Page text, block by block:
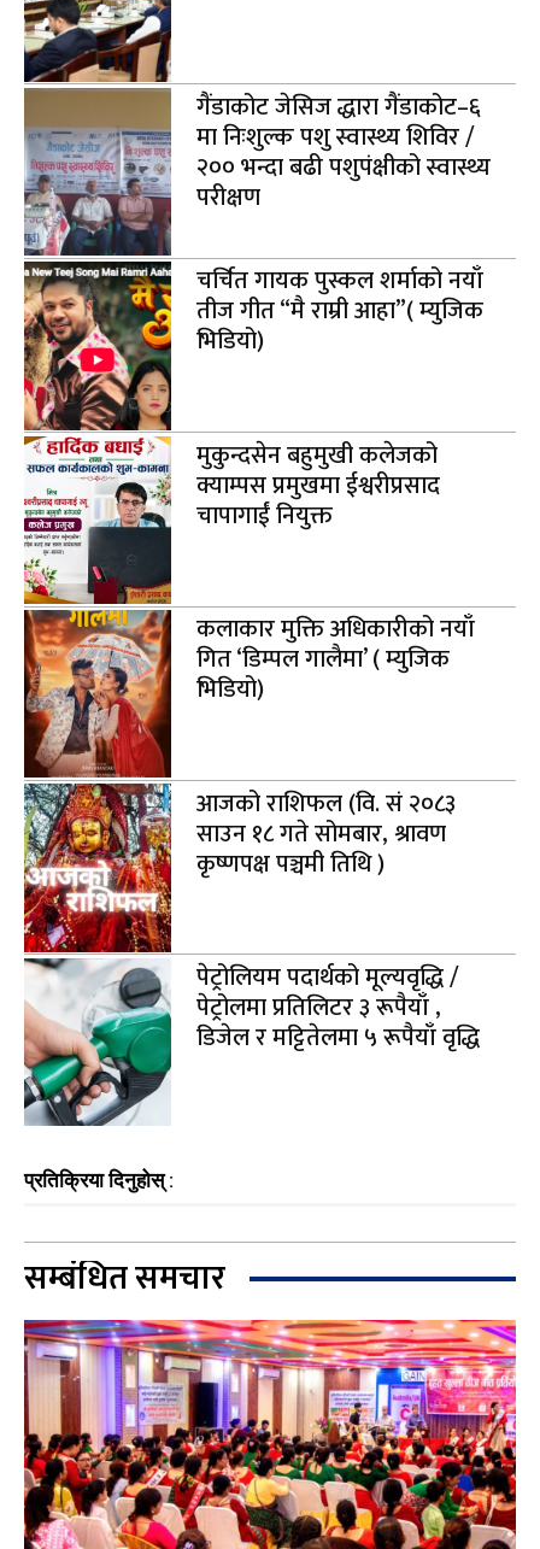
गैंडाकोट जेसिज द्धारा गैंडाकोट–६
मा निःशुल्क पशु स्वास्थ्य शिविर /
२०० भन्दा बढी पशुपंक्षीको स्वास्थ्य
परीक्षण
चर्चित गायक पुस्कल शर्माको नयाँ
तीज गीत “मै राम्री आहा”( म्युजिक
भिडियो)
मुकुन्दसेन बहुमुखी कलेजको
क्याम्पस प्रमुखमा ईश्वरीप्रसाद
चापागाईं नियुक्त
कलाकार मुक्ति अधिकारीको नयाँ
गित ‘डिम्पल गालैमा’ ( म्युजिक
भिडियो)
आजको राशिफल (वि. सं २०८३
साउन १८ गते सोमबार, श्रावण
कृष्णपक्ष पञ्चमी तिथि )
पेट्रोलियम पदार्थको मूल्यवृद्धि /
पेट्रोलमा प्रतिलिटर ३ रूपैयाँ ,
डिजेल र मट्टितेलमा ५ रूपैयाँ वृद्धि
प्रतिक्रिया दिनुहोस् :
सम्बंधित समचार